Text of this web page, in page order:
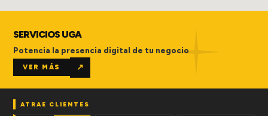
SERVICIOS UGA
Potencia la presencia digital de tu negocio
VER MÁS ↗
ATRAE CLIENTES